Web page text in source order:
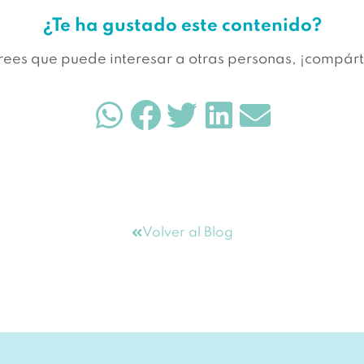
¿Te ha gustado este contenido?
que puede interesar a otras personas,
Volver al Blog